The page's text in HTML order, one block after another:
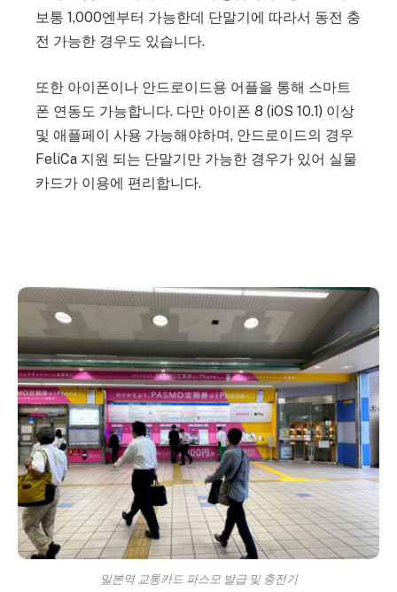
보통 1,000엔부터 가능한데 단말기에 따라서 동전 충
전 가능한 경우도 있습니다.
또한 아이폰이나 안드로이드용 어플을 통해 스마트
폰 연동도 가능합니다. 다만 아이폰 8 (iOS 10.1) 이상
및 애플페이 사용 가능해야하며, 안드로이드의 경우
FeliCa 지원 되는 단말기만 가능한 경우가 있어 실물
카드가 이용에 편리합니다.
일본역 교통카드 파스모 발급 및 충전기